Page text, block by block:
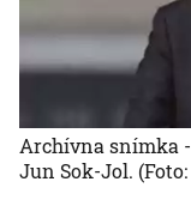
Archívna snímka
Jun Sok-Jol.